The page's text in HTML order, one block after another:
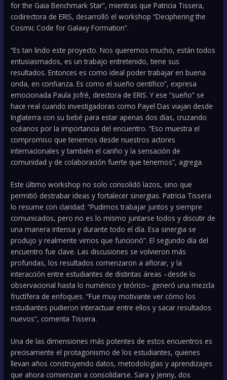
for the Gaia Benchmark Star”, mientras que Patricia Tissera,
codirectora de ERIS, desarrolló el workshop “Deciphering the
Cosmic Code for Galaxy Formation”.
“Es tan lindo este proyecto. Nos queremos mucho, están todos
entusiasmados, es un trabajo entretenido, tiene sus
resultados. Entonces es como ideal poder trabajar en buena
onda, en confianza. Es como el sueño científico”, expresa
emocionada Paula Jofré, directora de ERIS. Y ese “sueño” se
hace real cuando investigadoras como Payel Das viajan desde
Inglaterra con su bebé para estar apenas dos días, cruzando
océanos por la importancia del encuentro. “Eso muestra el
compromiso que tenemos desde nuestros actores
internacionales y también el cariño y la sensación de
comunidad y de colaboración fuerte que tenemos”, agrega.
Este último workshop no solo consolidó lazos, sino que
permitió destrabar ideas y fortalecer sinergias. Patricia Tissera
lo resume con claridad: “Pudimos trabajar juntos y siempre
comunicados, pero no es lo mismo juntarse todos y discutir de
una manera intensa y durante todo el día. Esa sinergia se
produjo y realmente vimos que funcionó”. El segundo día del
encuentro fue clave. Las discusiones se volvieron más
profundas, los resultados comenzaron a aflorar, y la
interacción entre estudiantes de distintas áreas –desde lo
observacional hasta lo numérico y teórico– generó una mezcla
fructífera de enfoques. “Fue muy motivante ver cómo los
estudiantes pudieron interactuar entre ellos y sacar resultados
nuevos”, comenta Tissera.
Una de las dimensiones más potentes de estos encuentros es
precisamente el protagonismo de los estudiantes, quienes
llevan años construyendo datos, metodologías y aprendizajes
que ahora comienzan a consolidarse. Sara y Jenny, dos